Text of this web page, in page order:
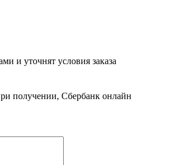
и уточнят условия заказа
получении, Сбербанк онлайн